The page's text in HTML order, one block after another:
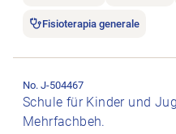
Fisioterapia generale
Schule für Kinder und
Mehrfachbeh.
No. J-504467